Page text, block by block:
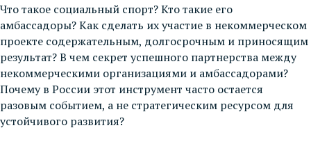
Что такое социальный спорт? Кто такие его
амбассадоры? Как сделать их участие в некоммерческом
проекте содержательным, долгосрочным и приносящим
результат? В чем секрет успешного партнерства между
некоммерческими организациями и амбассадорами?
Почему в России этот инструмент часто остается
разовым событием, а не стратегическим ресурсом для
устойчивого развития?